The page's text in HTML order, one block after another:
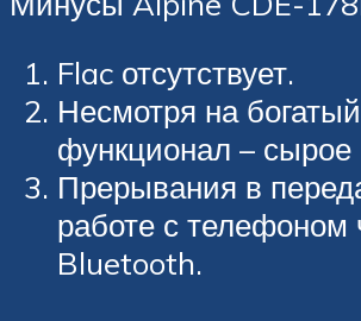
Flac отсутствует.
Несмотря на богатый
функционал –
Прерывания в
работе с телефоном
Bluetooth.